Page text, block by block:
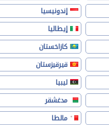
إندونيسيا
إيطاليا
كازاخستان
قيرقيزستان
ليبيا
مدغشقر
مالطا